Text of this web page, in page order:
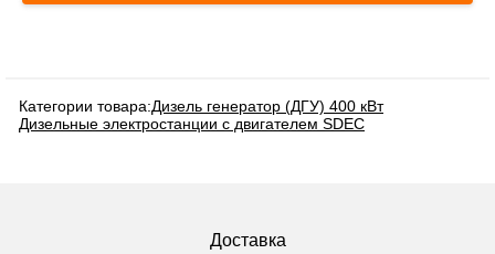
Категории товара:Дизель генератор (ДГУ) 400 кВт
Дизельные электростанции с двигателем SDEC
Доставка